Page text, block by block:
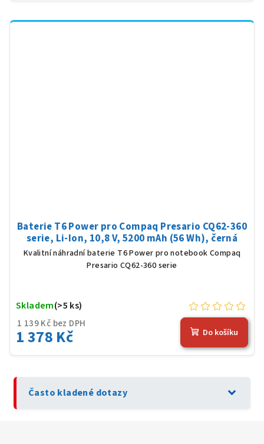
Baterie T6 Power pro Compaq Presario CQ62-360
serie, Li-Ion, 10,8 V, 5200 mAh (56 Wh), černá
Kvalitní náhradní baterie T6 Power pro notebook Compaq
Presario CQ62-360 serie
1 139 Kč bez DPH
1 378 Kč
Skladem(>5 ks)
Do košíku
Často kladené dotazy expand_more